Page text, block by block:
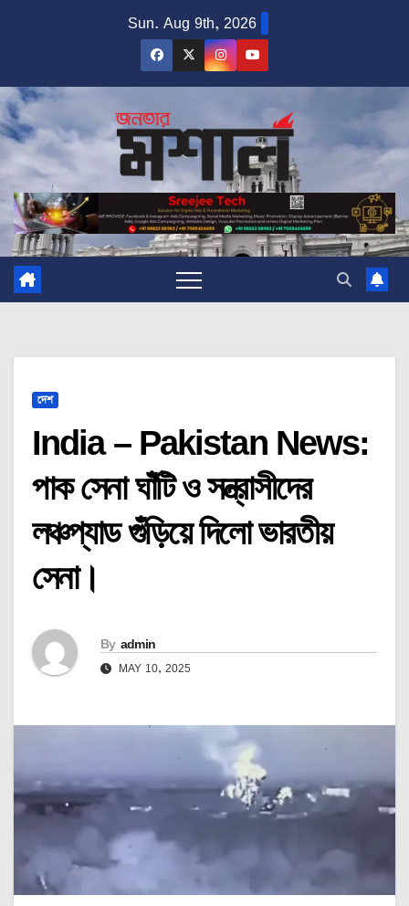
Sun. Aug 9th, 2026
দেশ
India – Pakistan News:
পাক সেনা ঘাঁটি ও সন্ত্রাসীদের
লঞ্চপ্যাড গুঁড়িয়ে দিলো ভারতীয়
সেনা।
By admin
MAY 10, 2025